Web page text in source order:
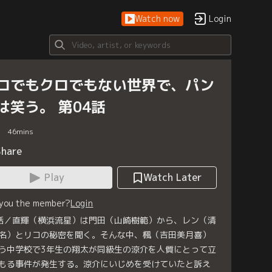
Watch now Login
でもクロでもない世界で、パン
笑う。 第04話
46mins
Play
Watch Later
the member?Login
／直輝（横浜流星）は門田（山崎樹範）から、レン（清
）とリコの秘密を聞く。そんな中、楓（吉田美月喜）
中学校で3年生の翔太が同級生の涼介を人質にとって立
る事件が発生する。涼介にいじめを受けていたと訴え